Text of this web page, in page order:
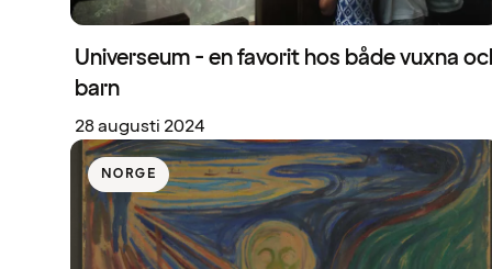
Universeum - en favorit hos både vuxna
barn
28 augusti 2024
NORGE